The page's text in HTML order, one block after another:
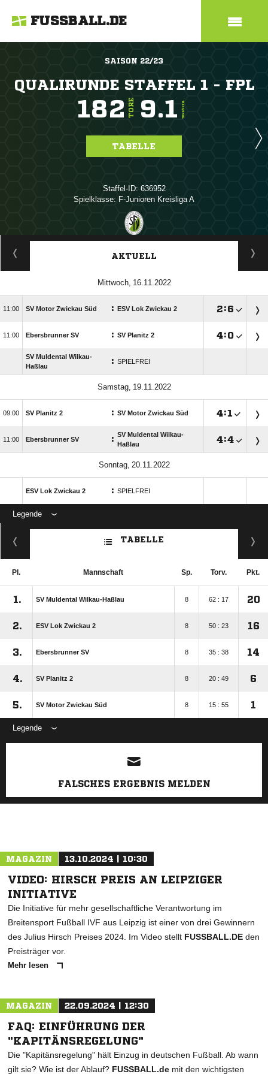
FUSSBALL.DE
SAISON 22/23
QUALIRUNDE STAFFEL 1 - FPL
182 TORE 9.1 TORE/SPIEL
TABELLE
Staffel-ID: 636952
Spielklasse: F-Junioren Kreisliga A
ANZEIGE
AKTUELL
 
 SV Motor Zwickau Süd : ESV Lok Zwickau 2 :
 Ebersbrunner SV : SV Planitz 2 :
SV Muldental Wilkau-
Haßlau
: SPIELFREI
 
 SV Planitz 2 : SV Motor Zwickau Süd :
 Ebersbrunner SV : SV Muldental Wilkau-
Haßlau
:
 
ESV Lok Zwickau 2 : SPIELFREI
Legende
ANZEIGE
TABELLE
Pl. Mannschaft Sp. Torv. Pkt.
1. SV Muldental Wilkau-Haßlau 8 62 : 17 20
2. ESV Lok Zwickau 2 8 50 : 23 16
3. Ebersbrunner SV 8 35 : 38 14
4. SV Planitz 2 8 20 : 49 6
5. SV Motor Zwickau Süd 8 15 : 55 1
Legende
ANZEIGE
FALSCHES ERGEBNIS MELDEN
MAGAZIN 13.10.2024 | 10:30
VIDEO: HIRSCH PREIS AN LEIPZIGER
INITIATIVE
Die Initiative für mehr gesellschaftliche Verantwortung im
Breitensport Fußball IVF aus Leipzig ist einer von drei Gewinnern
des Julius Hirsch Preises 2024. Im Video stellt FUSSBALL.DE den
Preisträger vor.
Mehr lesen
MAGAZIN 22.09.2024 | 12:30
FAQ: EINFÜHRUNG DER
"KAPITÄNSREGELUNG"
Die "Kapitänsregelung" hält Einzug in deutschen Fußball. Ab wann
gilt sie? Wie ist der Ablauf? FUSSBALL.de mit den wichtigsten